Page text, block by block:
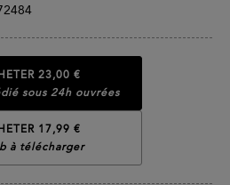
23,00 €
sous 24h ouvrées
17,99 €
à télécharger